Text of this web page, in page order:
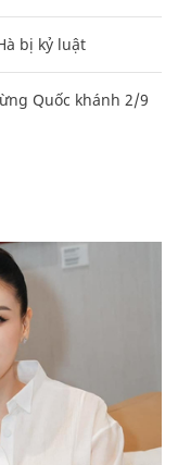
bị kỷ luật
Quốc khánh 2/9